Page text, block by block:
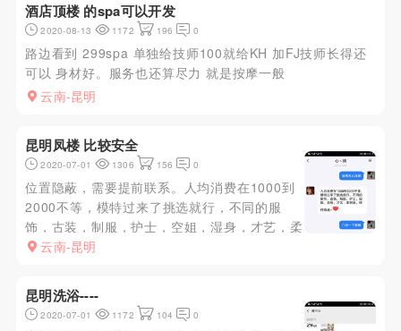
酒店顶楼 的spa可以开发
2020-08-13 1172 196 0
路边看到 299spa 单独给技师100就给KH 加FJ技师长得还
可以 身材好。服务也还算尽力 就是按摩一般
云南-昆明
昆明凤楼 比较安全
2020-07-01 1306 156 0
位置隐蔽，需要提前联系。人均消费在1000到
2000不等，模特过来了挑选就行，不同的服
饰，古装，制服，护士，空姐，湿身，才艺，柔
韧度，样样精通。项目三十多种，全套服务?一
列?鸳鸯戏水?玉足缠身??后挺诱惑?binghuo体
验?上位互换...
云南-昆明
昆明洗浴----
2020-07-01 1172 104 0